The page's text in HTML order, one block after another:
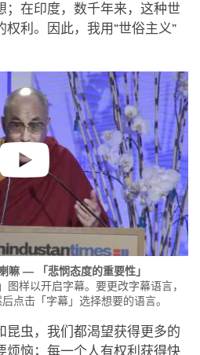
；在印度，数千年来，这种世
利。因此，我用“世俗主义”
嘛 — 「悲悯态度的重要性」
样以开启字幕。要更改字幕语言，
点击「字幕」选择想要的语言。
昆虫，我们都渴望获得更多的
烦恼；每一个人有权利获得快